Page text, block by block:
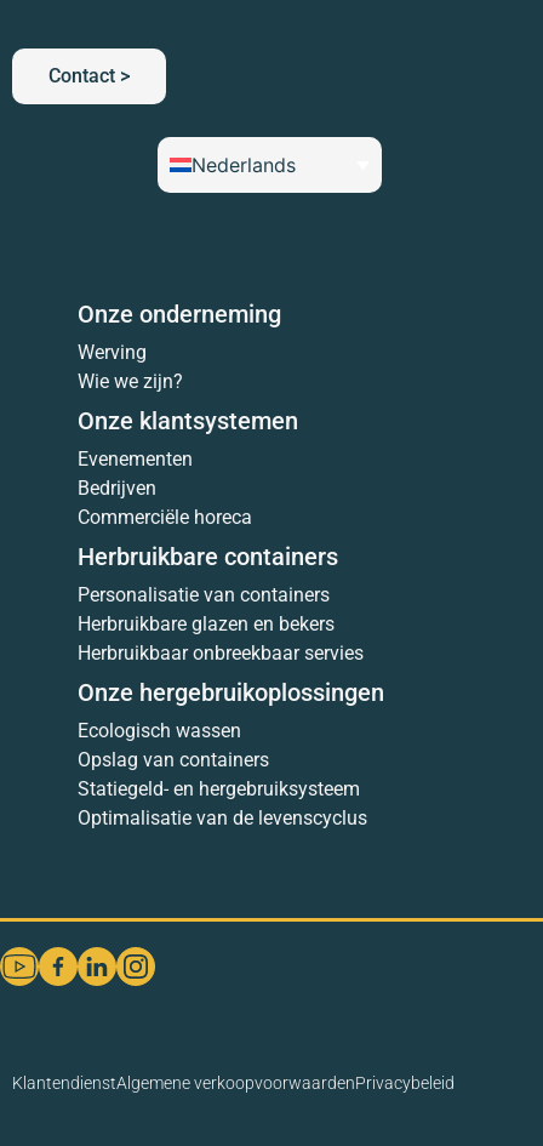
Contact >
Nederlands
Onze onderneming
Werving
Wie we zijn?
Onze klantsystemen
Evenementen
Bedrijven
Commerciële horeca
Herbruikbare containers
Personalisatie van containers
Herbruikbare glazen en bekers
Herbruikbaar onbreekbaar servies
Onze hergebruikoplossingen
Ecologisch wassen
Opslag van containers
Statiegeld- en hergebruiksysteem
Optimalisatie van de levenscyclus
KlantendienstAlgemene verkoopvoorwaardenPrivacybeleid